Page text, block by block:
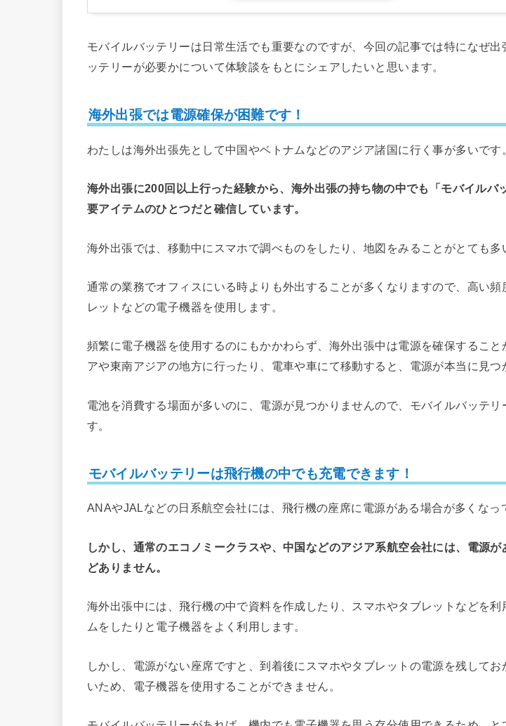
モバイルバッテリーは日常生活でも重要なのですが、今回の記事では特になぜ出
ッテリーが必要かについて体験談をもとにシェアしたいと思います。
海外出張では電源確保が困難です！
わたしは海外出張先として中国やベトナムなどのアジア諸国に行く事が多いです
海外出張に200回以上行った経験から、海外出張の持ち物の中でも「モバイルバ
要アイテムのひとつだと確信しています。
海外出張では、移動中にスマホで調べものをしたり、地図をみることがとても多
通常の業務でオフィスにいる時よりも外出することが多くなりますので、高い頻
レットなどの電子機器を使用します。
頻繁に電子機器を使用するのにもかかわらず、海外出張中は電源を確保すること
アや東南アジアの地方に行ったり、電車や車にて移動すると、電源が本当に見つ
電池を消費する場面が多いのに、電源が見つかりませんので、モバイルバッテリ
す。
モバイルバッテリーは飛行機の中でも充電できます！
ANAやJALなどの日系航空会社には、飛行機の座席に電源がある場合が多くなっ
しかし、通常のエコノミークラスや、中国などのアジア系航空会社には、電源
どありません。
海外出張中には、飛行機の中で資料を作成したり、スマホやタブレットなどを利
ムをしたりと電子機器をよく利用します。
しかし、電源がない座席ですと、到着後にスマホやタブレットの電源を残してお
いため、電子機器を使用することができません。